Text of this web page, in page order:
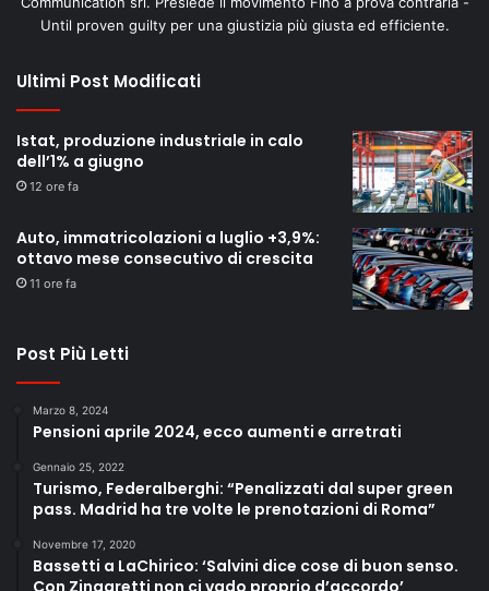
Until proven guilty per una giustizia più giusta ed efficiente.
Ultimi Post Modificati
Istat, produzione industriale in calo
dell’1% a giugno
12 ore fa
Auto, immatricolazioni a luglio +3,9%:
ottavo mese consecutivo di crescita
11 ore fa
Post Più Letti
Marzo 8, 2024
Pensioni aprile 2024, ecco aumenti e arretrati
Gennaio 25, 2022
Turismo, Federalberghi: “Penalizzati dal super green
pass. Madrid ha tre volte le prenotazioni di Roma”
Novembre 17, 2020
Bassetti a LaChirico: ‘Salvini dice cose di buon senso.
Con Zingaretti non ci vado proprio d’accordo’